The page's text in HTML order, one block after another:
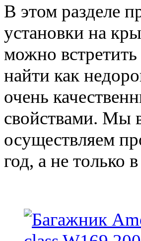
В этом разделе
установки на
можно
найти как
очень
свойствами. Мы
осуществляем
год, а не только